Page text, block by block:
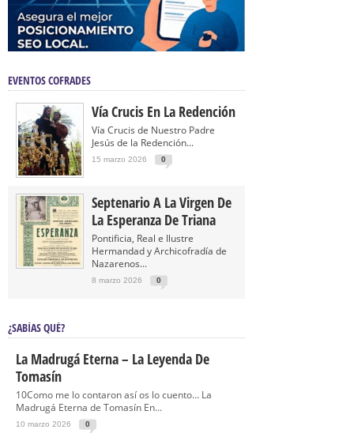
EVENTOS COFRADES
Vía Crucis En La Redención
Vía Crucis de Nuestro Padre
Jesús de la Redención...
15 marzo 2026 0
Septenario A La Virgen De
La Esperanza De Triana
Pontificia, Real e Ilustre
Hermandad y Archicofradía de
Nazarenos...
8 marzo 2026 0
¿SABÍAS QUÉ?
La Madrugá Eterna – La Leyenda De
Tomasín
10Como me lo contaron así os lo cuento… La
Madrugá Eterna de Tomasín En...
10 marzo 2026 0